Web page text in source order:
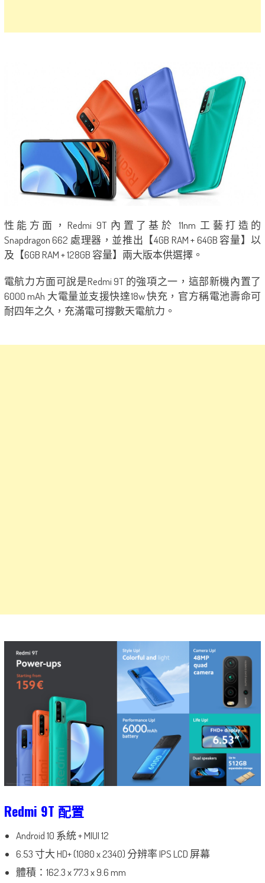
性能方面，Redmi 9T 內置了基於 11nm 工藝打造的
Snapdragon 662 處理器，並推出【4GB RAM + 64GB 容量】以
及【6GB RAM + 128GB 容量】兩大版本供選擇。
電航力方面可說是Redmi 9T 的強項之一，這部新機內置了
6000 mAh 大電量並支援快達18w 快充，官方稱電池壽命可
耐四年之久，充滿電可撐數天電航力。
Redmi 9T 配置
Android 10 系統 + MIUI 12
6.53 寸大 HD+ (1080 x 2340)分辨率 IPS LCD 屏幕
體積：162.3 x 77.3 x 9.6 mm